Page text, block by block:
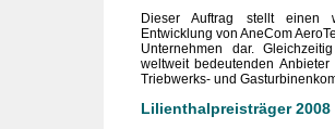
Dieser Auftrag stellt einen
Entwicklung von AneCom
Unternehmen dar.
weltweit bedeutenden
Triebwerks- und
Lilienthalpreisträger 2008